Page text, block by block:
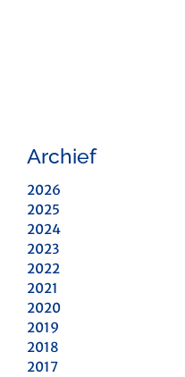
Archief
2026
2025
2024
2023
2022
2021
2020
2019
2018
2017